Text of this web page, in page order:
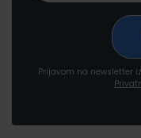
Prijavom na newsletter